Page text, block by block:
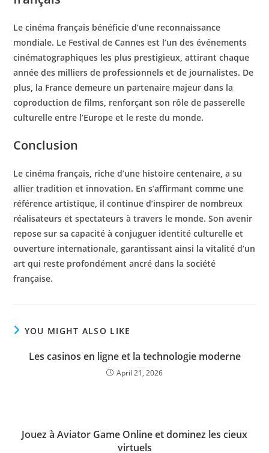
Le cinéma français bénéficie d’une reconnaissance
mondiale. Le Festival de Cannes est l’un des événements
cinématographiques les plus prestigieux, attirant chaque
année des milliers de professionnels et de journalistes. De
plus, la France demeure un partenaire majeur dans la
coproduction de films, renforçant son rôle de passerelle
culturelle entre l’Europe et le reste du monde.
Conclusion
Le cinéma français, riche d’une histoire centenaire, a su
allier tradition et innovation. En s’affirmant comme une
référence artistique, il continue d’inspirer de nombreux
réalisateurs et spectateurs à travers le monde. Son avenir
repose sur sa capacité à conjuguer identité culturelle et
ouverture internationale, garantissant ainsi la vitalité d’un
art qui reste profondément ancré dans la société
française.
YOU MIGHT ALSO LIKE
Les casinos en ligne et la technologie moderne
April 21, 2026
Jouez à Aviator Game Online et dominez les cieux
virtuels